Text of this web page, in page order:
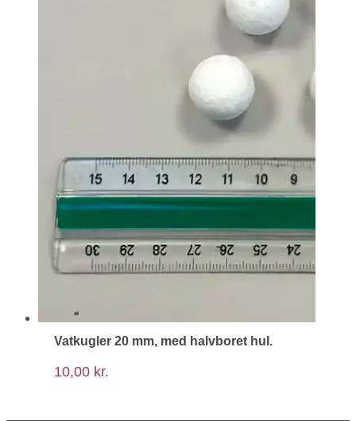
Vatkugler 20 mm, med halvboret hul.
10,00 kr.